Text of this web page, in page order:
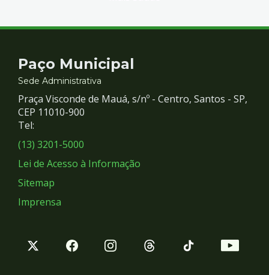
Contato
e
Redes
Sociais
Paço Municipal
Sede Administrativa
Praça Visconde de Mauá, s/nº - Centro, Santos - SP,
CEP 11010-900
Tel:
(13) 3201-5000
Lei de Acesso à Informação
Sitemap
Imprensa